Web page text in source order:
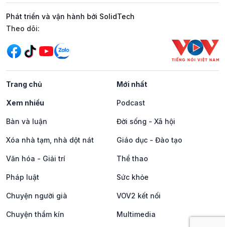
Phát triển và vận hành bởi SolidTech
Mạng xã hội
Theo dõi:
Trang chủ Mới nhất
Xem nhiều Podcast
Bàn và luận Đời sống - Xã hội
Xóa nhà tạm, nhà dột nát Giáo dục - Đào tạo
Văn hóa - Giải trí Thể thao
Pháp luật Sức khỏe
Chuyện người già VOV2 kết nối
Chuyện thầm kín Multimedia